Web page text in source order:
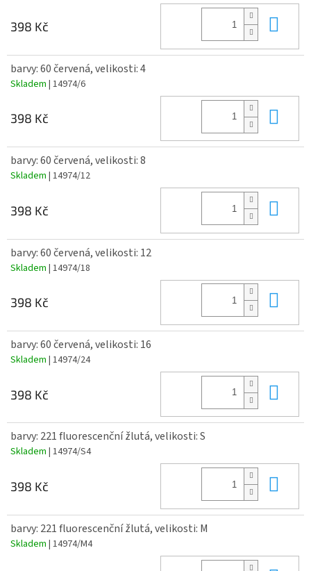
398 Kč
barvy: 60 červená, velikosti: 4
Skladem | 14974/6
398 Kč
barvy: 60 červená, velikosti: 8
Skladem | 14974/12
398 Kč
barvy: 60 červená, velikosti: 12
Skladem | 14974/18
398 Kč
barvy: 60 červená, velikosti: 16
Skladem | 14974/24
398 Kč
barvy: 221 fluorescenční žlutá, velikosti: S
Skladem | 14974/S4
398 Kč
barvy: 221 fluorescenční žlutá, velikosti: M
Skladem | 14974/M4